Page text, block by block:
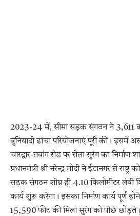
2023-24 में, सीमा सड़क संगठन ने 3,611
बुनियादी ढांचा परियोजनाएं पूरी कीं। इसमें
चारद्वार-तवांग रोड पर सेला सुरंग का निर्माण
प्रधानमंत्री श्री नरेन्द्र मोदी ने ईटानगर से
सड़क संगठन शीघ्र ही 4.10 किलोमीटर लंबी
कार्य शुरू करेगा। इसका निर्माण कार्य पूर्ण
15,590 फीट की मिला सुरंग को पीछे छोड़ते